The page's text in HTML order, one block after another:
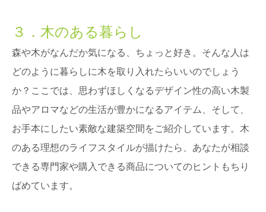
３．木のある暮らし
森や木がなんだか気になる、ちょっと好き。そんな人は
どのように暮らしに木を取り入れたらいいのでしょう
か？ここでは、思わずほしくなるデザイン性の高い木製
品やアロマなどの生活が豊かになるアイテム、そして、
お手本にしたい素敵な建築空間をご紹介しています。木
のある理想のライフスタイルが描けたら、あなたが相談
できる専門家や購入できる商品についてのヒントもちり
ばめています。